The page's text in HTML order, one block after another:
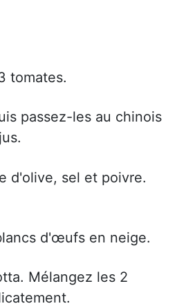
tomates.
passez-les au chinois
d'olive, sel et poivre.
d'œufs en neige.
Mélangez les 2